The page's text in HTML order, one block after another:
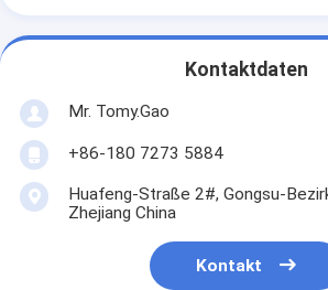
Kontaktdaten
Mr. Tomy.Gao
+86-180 7273 5884
Huafeng-Straße 2#, Gongsu-
Zhejiang China
Kontakt